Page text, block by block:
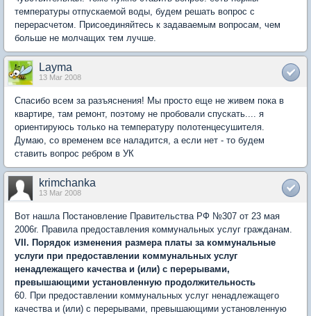
температуры отпускаемой воды, будем решать вопрос с
перерасчетом. Присоединяйтесь к задаваемым вопросам, чем
больше не молчащих тем лучше.
Layma
13 Mar 2008
Спасибо всем за разъяснения! Мы просто еще не живем пока в
квартире, там ремонт, поэтому не пробовали спускать.... я
ориентируюсь только на температуру полотенцесушителя.
Думаю, со временем все наладится, а если нет - то будем
ставить вопрос ребром в УК
krimchanka
13 Mar 2008
Вот нашла Постановление Правительства РФ №307 от 23 мая
2006г. Правила предоставления коммунальных услуг гражданам.
VII. Порядок изменения размера платы за коммунальные
услуги при предоставлении коммунальных услуг
ненадлежащего качества и (или) с перерывами,
превышающими установленную продолжительность
60. При предоставлении коммунальных услуг ненадлежащего
качества и (или) с перерывами, превышающими установленную